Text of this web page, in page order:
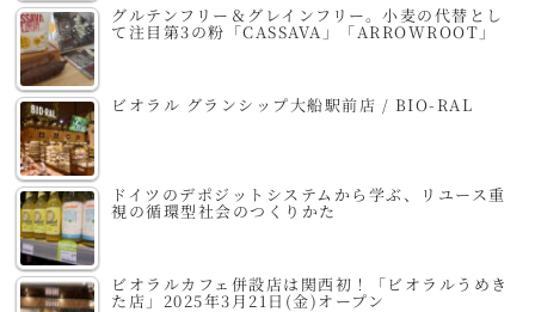
グルテンフリー＆グレインフリー。小麦の代替とし
て注目第3の粉「CASSAVA」「ARROWROOT」
ビオラル グランシップ大船駅前店 / BIO-RAL
ドイツのデポジットシステムから学ぶ、リユース重
視の循環型社会のつくりかた
ビオラルカフェ併設店は関西初！「ビオラルうめき
た店」2025年3月21日(金)オープン